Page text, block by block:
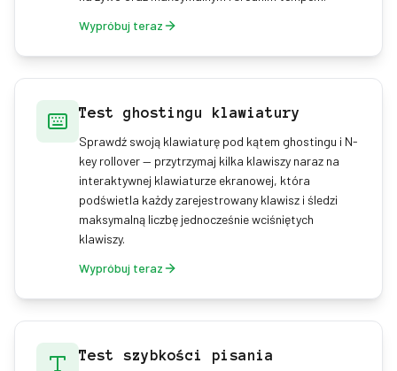
Wypróbuj teraz
Test ghostingu klawiatury
Sprawdź swoją klawiaturę pod kątem ghostingu i N-
key rollover — przytrzymaj kilka klawiszy naraz na
interaktywnej klawiaturze ekranowej, która
podświetla każdy zarejestrowany klawisz i śledzi
maksymalną liczbę jednocześnie wciśniętych
klawiszy.
Wypróbuj teraz
Test szybkości pisania